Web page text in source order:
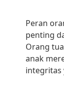
Peran
penting
Orang
anak
integritas